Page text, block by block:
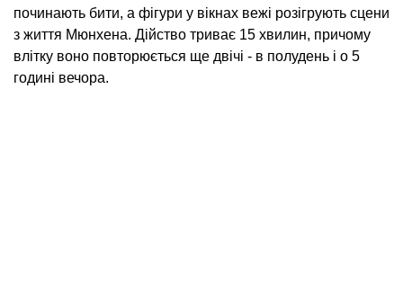
починають бити, а фігури у вікнах вежі розігрують сцени
з життя Мюнхена. Дійство триває 15 хвилин, причому
влітку воно повторюється ще двічі - в полудень і о 5
годині вечора.